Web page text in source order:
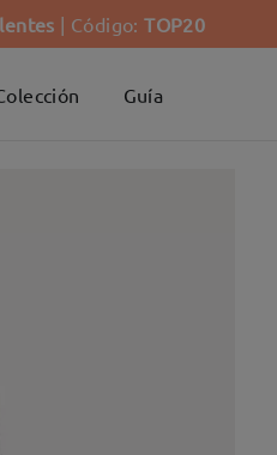
| Código:TOP20
Guía